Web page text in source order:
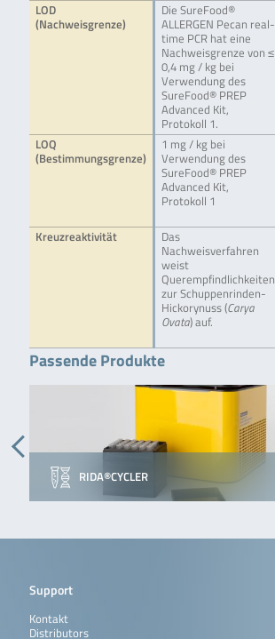
LOD
(Nachweisgrenze)
Die SureFood®
ALLERGEN Pecan real-
time PCR hat eine
Nachweisgrenze von ≤
0,4 mg / kg bei
Verwendung des
SureFood® PREP
Advanced Kit,
Protokoll 1.
LOQ
(Bestimmungsgrenze)
1 mg / kg bei
Verwendung des
SureFood® PREP
Advanced Kit,
Protokoll 1
Kreuzreaktivität
Das
Nachweisverfahren
weist
Querempfindlichkeiten
zur Schuppenrinden-
Hickorynuss (Carya
Ovata) auf.
Passende Produkte
RIDA®CYCLER
Support
Kontakt
Distributors